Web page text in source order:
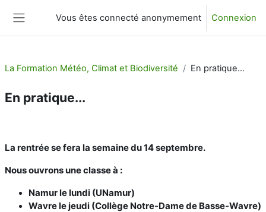
Vous êtes connecté anonymement Connexion
La Formation Météo, Climat et Biodiversité En pratique...
En pratique...
La rentrée se fera la semaine du 14 septembre.
Nous ouvrons une classe à :
Namur le lundi (UNamur)
Wavre le jeudi (Collège Notre-Dame de Basse-Wavre)